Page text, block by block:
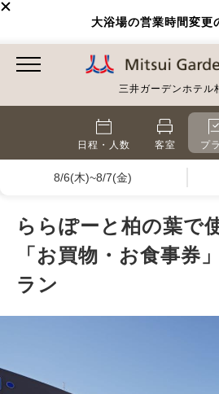
大浴場の営業時間変更
三井ガーデンホテル
日程・人数 客室 プ
8/6(木)~8/7(金)
ららぽーと柏の葉で
「お買物・お食事券
ラン